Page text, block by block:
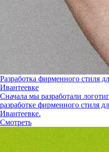
Разработка фирменного стиля
Ивантеевке
Сначала мы разработали
разработке фирменного стиля
Ивантеевке.
Смотреть